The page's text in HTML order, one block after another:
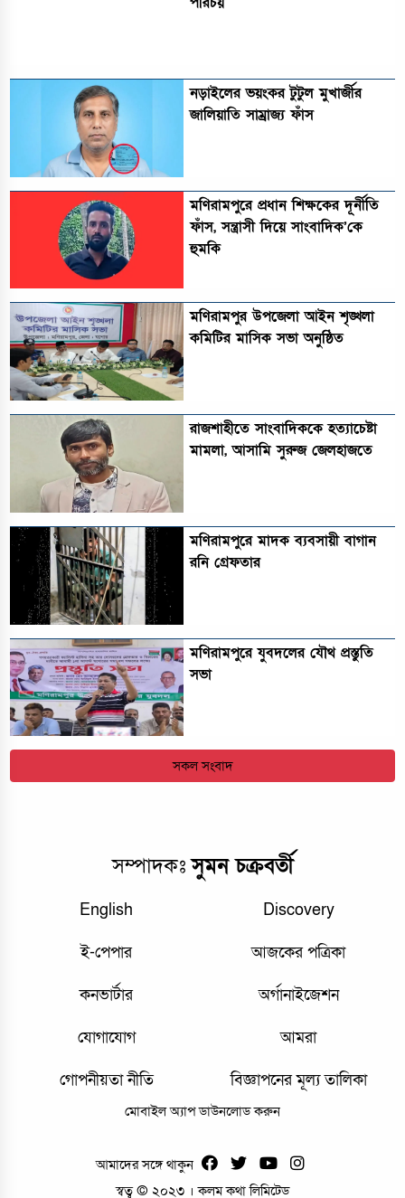
নড়াইলের ভয়ংকর টুটুল মুখার্জীর
জালিয়াতি সাম্রাজ্য ফাঁস
মণিরামপুরে প্রধান শিক্ষকের দূর্নীতি
ফাঁস, সন্ত্রাসী দিয়ে সাংবাদিক’কে
হুমকি
মণিরামপুর উপজেলা আইন শৃঙ্খলা
কমিটির মাসিক সভা অনুষ্ঠিত‎‎
রাজশাহীতে সাংবাদিককে হত্যাচেষ্টা
মামলা, আসামি সুরুজ জেলহাজতে
মণিরামপুরে মাদক ব্যবসায়ী বাগান
রনি গ্রেফতার
মণিরামপুরে যুবদলের যৌথ প্রস্তুতি
সভা
সকল সংবাদ
সম্পাদকঃসুমন চক্রবর্তী
English Discovery
ই-পেপার আজকের পত্রিকা
কনভার্টার অর্গানাইজেশন
যোগাযোগ আমরা
গোপনীয়তা নীতি বিজ্ঞাপনের মূল্য তালিকা
মোবাইল অ্যাপ ডাউনলোড করুন
আমাদের সঙ্গে থাকুন
স্বত্ব © ২০২৩ । কলম কথা লিমিটেড